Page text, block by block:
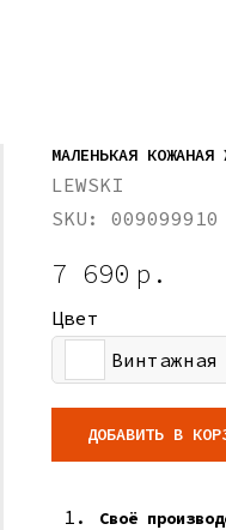
МАЛЕНЬКАЯ
LEWSKI
SKU: 009099910
7 690 р.
Цвет
ДОБАВИТЬ В
Своё